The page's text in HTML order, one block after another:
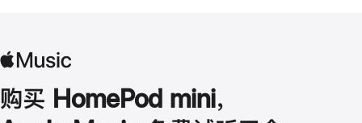
购买 HomePod mini，